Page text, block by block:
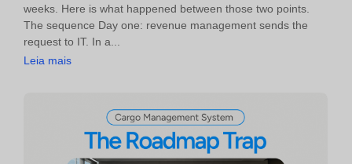
weeks. Here is what happened between those two points.
The sequence Day one: revenue management sends the
request to IT. In a...
Leia mais